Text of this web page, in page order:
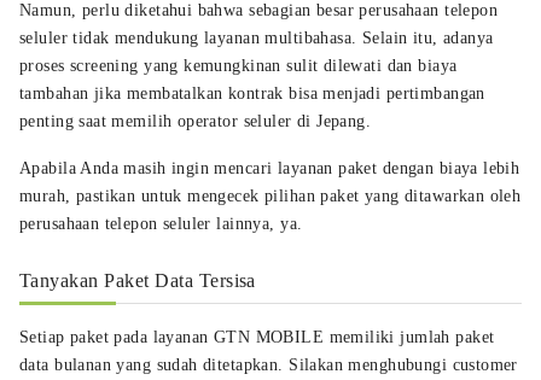
Namun, perlu diketahui bahwa sebagian besar perusahaan telepon
seluler tidak mendukung layanan multibahasa. Selain itu, adanya
proses screening yang kemungkinan sulit dilewati dan biaya
tambahan jika membatalkan kontrak bisa menjadi pertimbangan
penting saat memilih operator seluler di Jepang.
Apabila Anda masih ingin mencari layanan paket dengan biaya lebih
murah, pastikan untuk mengecek pilihan paket yang ditawarkan oleh
perusahaan telepon seluler lainnya, ya.
Tanyakan Paket Data Tersisa
Setiap paket pada layanan GTN MOBILE memiliki jumlah paket
data bulanan yang sudah ditetapkan. Silakan menghubungi customer